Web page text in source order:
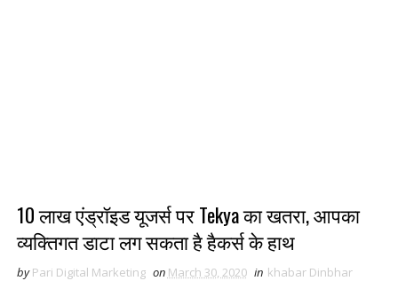
10 लाख एंड्रॉइड यूजर्स पर Tekya का खतरा, आपका
व्यक्तिगत डाटा लग सकता है हैकर्स के हाथ
by Pari Digital Marketing on March 30, 2020 in khabar Dinbhar